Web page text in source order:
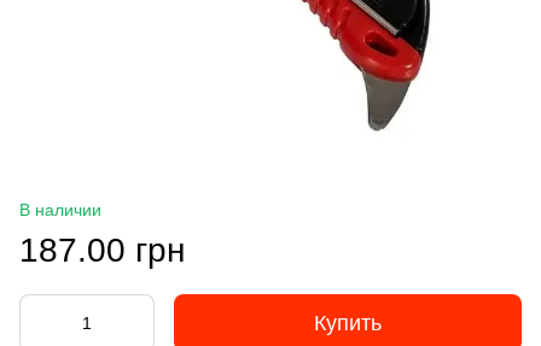
В наличии
187.00 грн
Купить